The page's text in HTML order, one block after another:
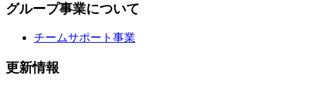
グループ事業について
チームサポート事業
更新情報